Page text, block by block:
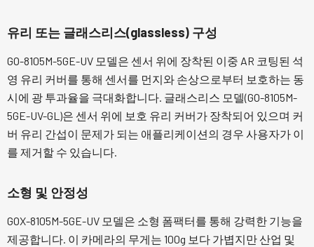
유리 또는 글래스리스(glassless) 구성
GO-8105M-5GE-UV 모델은 센서 위에 장착된 이중 AR 코팅된 석
영 유리 커버를 통해 센서를 먼지와 손상으로부터 보호하는 동
시에 광 투과율을 극대화합니다. 글래스리스 모델(GO-8105M-
5GE-UV-GL)은 센서 위에 보호 유리 커버가 장착되어 있으며 커
버 유리 간섭이 문제가 되는 애플리케이션의 경우 사용자가 이
를 제거할 수 있습니다.
소형 및 안정성
GOX-8105M-5GE-UV 모델은 소형 폼팩터를 통해 강력한 기능을
제공합니다. 이 카메라의 무게는 100g 보다 가볍지만 산업 및